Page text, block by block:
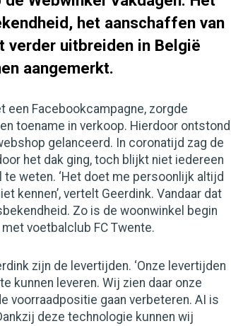
het aanschaffen van
verder uitbreiden in België
aangemerkt.
een Facebookcampagne, zorgde
toename in verkoop. Hierdoor ontstond
gelanceerd. In coronatijd zag de
het dak ging, toch blijkt niet iedereen
weten. ‘Het doet me persoonlijk altijd
kennen’, vertelt Geerdink. Vandaar dat
Zo is de woonwinkel begin
voetbalclub FC Twente.
zijn de levertijden. ‘Onze levertijden
kunnen leveren. Wij zien daar onze
voorraadpositie gaan verbeteren. AI is
deze technologie kunnen wij